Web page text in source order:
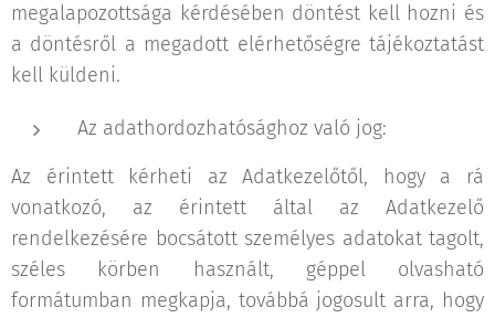
megalapozottsága kérdésében döntést kell hozni és
a döntésről a megadott elérhetőségre tájékoztatást
kell küldeni.
Az adathordozhatósághoz való jog:
Az érintett kérheti az Adatkezelőtől, hogy a rá
vonatkozó, az érintett által az Adatkezelő
rendelkezésére bocsátott személyes adatokat tagolt,
széles körben használt, géppel olvasható
formátumban megkapja, továbbá jogosult arra, hogy